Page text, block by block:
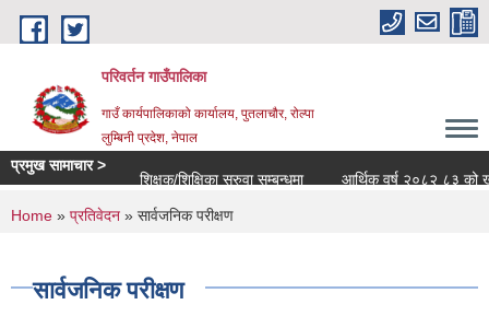
Skip to main content
परिवर्तन गाउँपालिका
गाउँ कार्यपालिकाको कार्यालय, पुतलाचौर, रोल्पा
लुम्बिनी प्रदेश, नेपाल
प्रमुख सामाचार >
शिक्षक/शिक्षिका सरुवा सम्बन्धमा
आर्थिक वर्ष २०८२ ८३ को खर्च
You are here
Home » प्रतिवेदन » सार्वजनिक परीक्षण
सार्वजनिक परीक्षण